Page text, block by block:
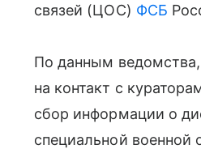
связей (ЦОС) ФСБ
По данным
на контакт с
сбор информации о
специальной военной